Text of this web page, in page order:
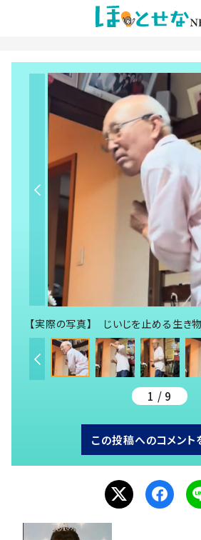
【実際の写真】 じいじを止める生き物
1 / 9
この投稿へのコメント